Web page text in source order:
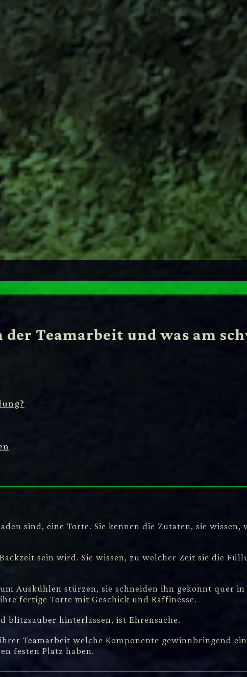
Teamarbeit und was am
sind, eine Torte. Sie kennen die Zutaten, sie wissen,
sein wird. Sie wissen, zu welcher Zeit sie die
Auskühlen stürzen, sie schneiden ihn gekonnt quer
fertige Torte mit Geschick und Raffinesse.
blitzsauber hinterlassen, ist Ehrensache.
Teamarbeit welche Komponente gewinnbringend
festen Platz haben.